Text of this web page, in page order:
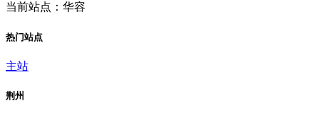
当前站点：华容
热门站点
主站
荆州